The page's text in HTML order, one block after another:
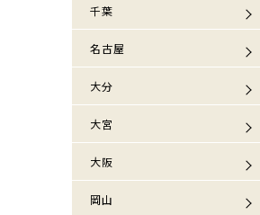
千葉
名古屋
大分
大宮
大阪
岡山